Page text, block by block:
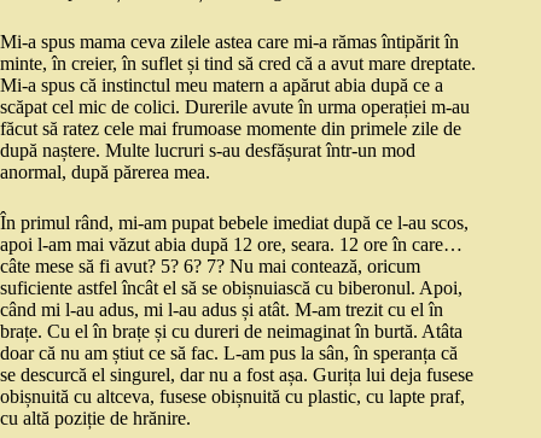
Mi-a spus mama ceva zilele astea care mi-a rămas întipărit în
minte, în creier, în suflet și tind să cred că a avut mare dreptate.
Mi-a spus că instinctul meu matern a apărut abia după ce a
scăpat cel mic de colici. Durerile avute în urma operației m-au
făcut să ratez cele mai frumoase momente din primele zile de
după naștere. Multe lucruri s-au desfășurat într-un mod
anormal, după părerea mea.
În primul rând, mi-am pupat bebele imediat după ce l-au scos,
apoi l-am mai văzut abia după 12 ore, seara. 12 ore în care…
câte mese să fi avut? 5? 6? 7? Nu mai contează, oricum
suficiente astfel încât el să se obișnuiască cu biberonul. Apoi,
când mi l-au adus, mi l-au adus și atât. M-am trezit cu el în
brațe. Cu el în brațe și cu dureri de neimaginat în burtă. Atâta
doar că nu am știut ce să fac. L-am pus la sân, în speranța că
se descurcă el singurel, dar nu a fost așa. Gurița lui deja fusese
obișnuită cu altceva, fusese obișnuită cu plastic, cu lapte praf,
cu altă poziție de hrănire.